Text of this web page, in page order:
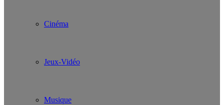
Cinéma
Jeux-Vidéo
Musique